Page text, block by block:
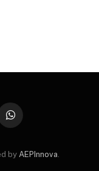
WhatsApp
by AEPInnova